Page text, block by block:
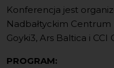
Konferencja jest
Nadbałtyckim
Goyki3, Ars Baltica i CCI
PROGRAM: